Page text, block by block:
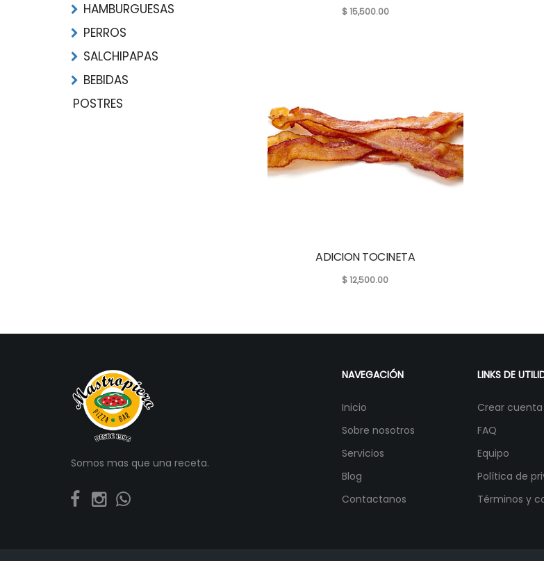
HAMBURGUESAS
PERROS
SALCHIPAPAS
BEBIDAS
POSTRES
$15,500.00
ADICION TOCINETA
$12,500.00
Somos mas que una receta.
NAVEGACIÓN
Inicio
Sobre nosotros
Servicios
Blog
Contactanos
LINKS DE
Crear cuenta
FAQ
Equipo
Política de
Términos y